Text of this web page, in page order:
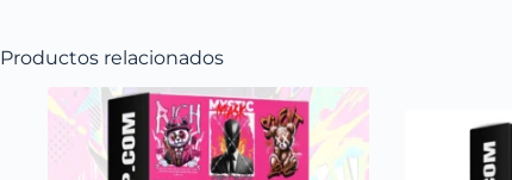
Productos relacionados